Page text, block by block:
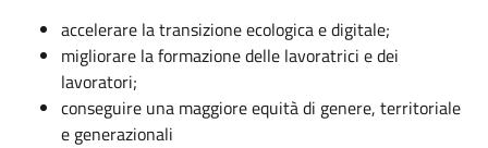
accelerare la transizione ecologica e digitale;
migliorare la formazione delle lavoratrici e dei
lavoratori;
conseguire una maggiore equità di genere, territoriale
e generazionali